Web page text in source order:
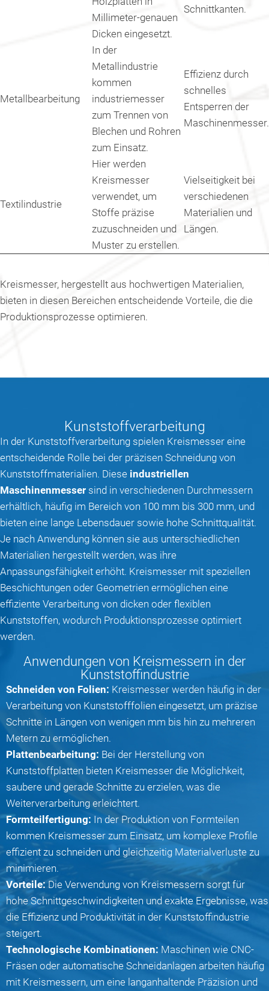
Millimeter-genauen
Dicken eingesetzt.
Schnittkanten.
Metallbearbeitung
In der
Metallindustrie
kommen
industriemesser
zum Trennen von
Blechen und Rohren
zum Einsatz.
Effizienz durch
schnelles
Entsperren der
Maschinenmesser.
Textilindustrie
Hier werden
Kreismesser
verwendet, um
Stoffe präzise
zuzuschneiden und
Muster zu erstellen.
Vielseitigkeit bei
verschiedenen
Materialien und
Längen.
Kreismesser, hergestellt aus hochwertigen Materialien,
bieten in diesen Bereichen entscheidende Vorteile, die die
Produktionsprozesse optimieren.
Kunststoffverarbeitung
In der Kunststoffverarbeitung spielen Kreismesser eine
entscheidende Rolle bei der präzisen Schneidung von
Kunststoffmaterialien. Diese industriellen
Maschinenmesser sind in verschiedenen Durchmessern
erhältlich, häufig im Bereich von 100 mm bis 300 mm, und
bieten eine lange Lebensdauer sowie hohe Schnittqualität.
Je nach Anwendung können sie aus unterschiedlichen
Materialien hergestellt werden, was ihre
Anpassungsfähigkeit erhöht. Kreismesser mit speziellen
Beschichtungen oder Geometrien ermöglichen eine
effiziente Verarbeitung von dicken oder flexiblen
Kunststoffen, wodurch Produktionsprozesse optimiert
werden.
Anwendungen von Kreismessern in der
Kunststoffindustrie
Schneiden von Folien: Kreismesser werden häufig in der
Verarbeitung von Kunststofffolien eingesetzt, um präzise
Schnitte in Längen von wenigen mm bis hin zu mehreren
Metern zu ermöglichen.
Plattenbearbeitung: Bei der Herstellung von
Kunststoffplatten bieten Kreismesser die Möglichkeit,
saubere und gerade Schnitte zu erzielen, was die
Weiterverarbeitung erleichtert.
Formteilfertigung: In der Produktion von Formteilen
kommen Kreismesser zum Einsatz, um komplexe Profile
effizient zu schneiden und gleichzeitig Materialverluste zu
minimieren.
Vorteile: Die Verwendung von Kreismessern sorgt für
hohe Schnittgeschwindigkeiten und exakte Ergebnisse, was
die Effizienz und Produktivität in der Kunststoffindustrie
steigert.
Technologische Kombinationen: Maschinen wie CNC-
Fräsen oder automatische Schneidanlagen arbeiten häufig
mit Kreismessern, um eine langanhaltende Präzision und